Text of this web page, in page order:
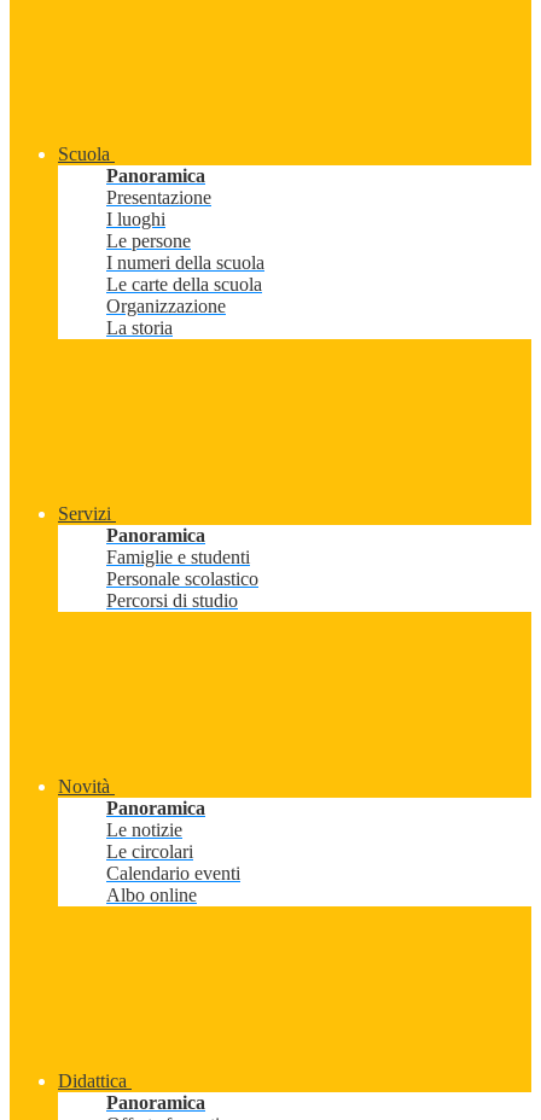
Scuola
Panoramica
Presentazione
I luoghi
Le persone
I numeri della scuola
Le carte della scuola
Organizzazione
La storia
Servizi
Panoramica
Famiglie e studenti
Personale scolastico
Percorsi di studio
Novità
Panoramica
Le notizie
Le circolari
Calendario eventi
Albo online
Didattica
Panoramica